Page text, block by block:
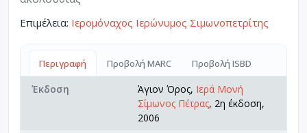
Επιμέλεια: Ιερομόναχος Ιερώνυμος Σιμωνοπετρίτης
Περιγραφή Προβολή MARC Προβολή ISBD
Έκδοση Άγιον Όρος, Ιερά Μονή
Σίμωνος Πέτρας, 2η έκδοση,
2006